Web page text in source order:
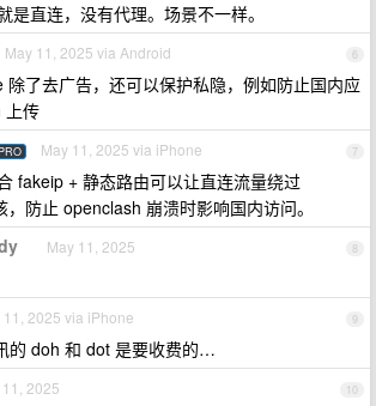
是直连，没有代理。场景不一样。
6
May 11, 2025 via Android
了去广告，还可以保护私隐，例如防止国内应
上传
7
May 11, 2025 via iPhone
fakeip + 静态路由可以让直连流量绕过
防止 openclash 崩溃时影响国内访问。
8
May 11, 2025
9
11, 2025 via iPhone
的 doh 和 dot 是要收费的…
10
2025